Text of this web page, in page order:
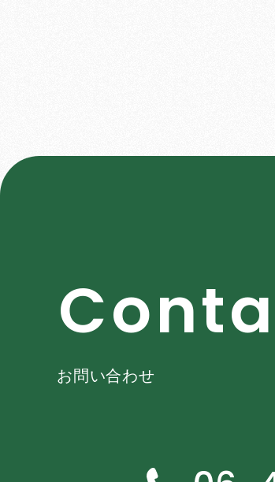
Conta
お問い合わせ